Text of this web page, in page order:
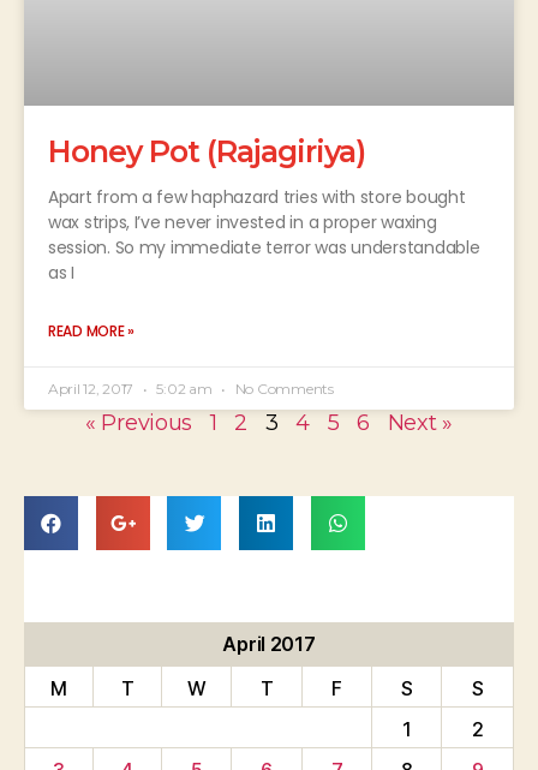
Honey Pot (Rajagiriya)
Apart from a few haphazard tries with store bought
wax strips, I’ve never invested in a proper waxing
session. So my immediate terror was understandable
as I
READ MORE »
April 12, 2017 5:02 am No Comments
« Previous 1 2 3 4 5 6 Next »
April 2017
M
T W T F S
S
1
2